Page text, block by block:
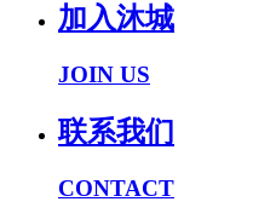
加入沐城
JOIN US
联系我们
CONTACT